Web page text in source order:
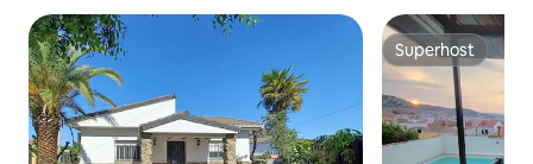
Superhost
Superhost